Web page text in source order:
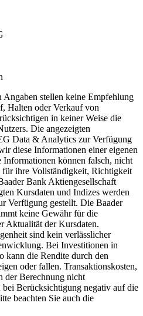
Angaben stellen keine Empfehlung
Halten oder Verkauf von
in keiner Weise die
Die angezeigten
Data & Analytics zur Verfügung
diese Informationen einer eigenen
können falsch, nicht
ihre Vollständigkeit, Richtigkeit
Bank Aktiengesellschaft
Kursdaten und Indizes werden
Verfügung gestellt. Die Baader
keine Gewähr für die
Aktualität der Kursdaten.
sind kein verlässlicher
Bei Investitionen in
kann die Rendite durch den
oder fallen. Transaktionskosten,
der Berechnung nicht
Berücksichtigung negativ auf die
beachten Sie auch die